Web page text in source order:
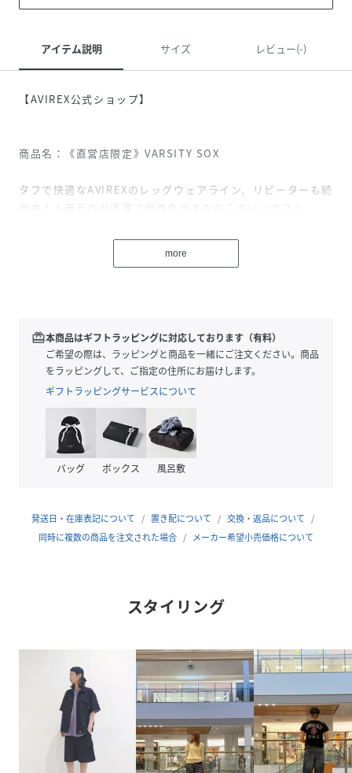
アイテム説明 サイズ レビュー(-)
【AVIREX公式ショップ】
商品名：《直営店限定》VARSITY SOX
タフで快適なAVIREXのレッグウェアライン、リピーターも続
出中！！足元のお洒落で個性を出すならこのソックス！
・カジュアルなスタイリングにマッチするアイテム
・ギフトにおススメ
※サイズ：適応サイズ(最小)25cm / 適応サイズ(最大)27cm
【AVIREX/アヴィレックス】1975年にアメリカ空軍のコント
ィレックスは、機能的なデザインが醸し出す特有の美しさに
支えられている。その個性的な表情は、映画「インディー・
ら支持され続けている。
性別タイプ メンズ
中国製
(表生地)コットン ポリエステル その他
more
redeem本商品はギフトラッピングに対応しております（有料）
ご希望の際は、ラッピングと商品を一緒にご注文ください。商品
をラッピングして、ご指定の住所にお届けします。
ギフトラッピングサービスについて
バッグ ボックス 風呂敷
発送日・在庫表記について 置き配について
交換・返品について
同時に複数の商品を注文された場合
メーカー希望小売価格について
スタイリング